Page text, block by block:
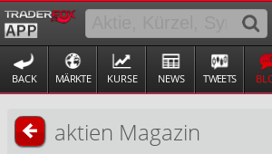
BACK MÄRKTE KURSE NEWS TWEETS
aktien Magazin